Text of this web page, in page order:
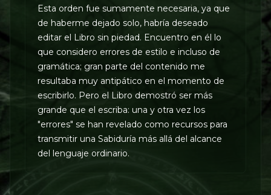
Esta orden fue sumamente necesaria, ya que
de haberme dejado solo, habría deseado
editar el Libro sin piedad. Encuentro en él lo
que considero errores de estilo e incluso de
gramática; gran parte del contenido me
resultaba muy antipático en el momento de
escribirlo. Pero el Libro demostró ser más
grande que el escriba: una y otra vez los
"errores" se han revelado como recursos para
transmitir una Sabiduría más allá del alcance
del lenguaje ordinario.